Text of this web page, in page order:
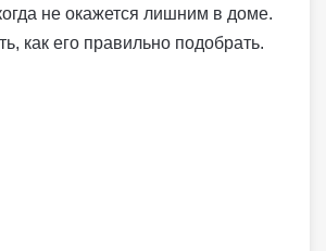
не окажется лишним в доме.
как его правильно подобрать.